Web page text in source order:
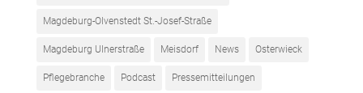
Magdeburg-Olvenstedt St.-Josef-Straße
Magdeburg Ulnerstraße Meisdorf News Osterwieck
Pflegebranche Podcast Pressemitteilungen